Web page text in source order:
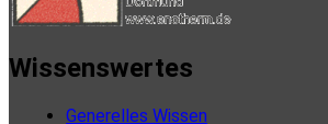
Wissenswertes
Generelles Wissen